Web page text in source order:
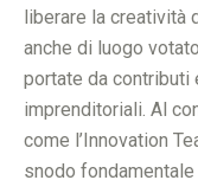
liberare la creatività
anche di luogo
portate da contributi
imprenditoriali. Al
come l’Innovation
snodo